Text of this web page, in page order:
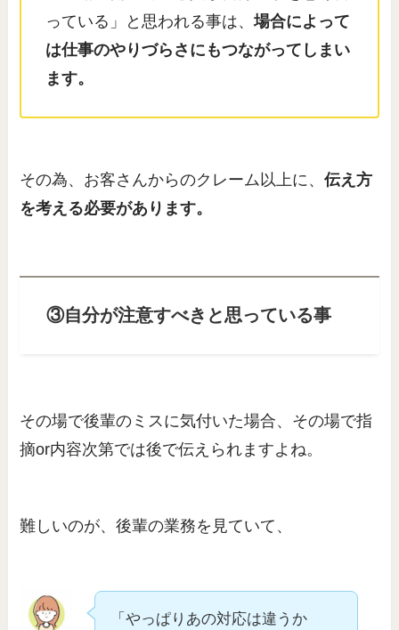
っている」と思われる事は、場合によって
は仕事のやりづらさにもつながってしまい
ます。
その為、お客さんからのクレーム以上に、伝え方
を考える必要があります。
③自分が注意すべきと思っている事
その場で後輩のミスに気付いた場合、その場で指
摘or内容次第では後で伝えられますよね。
難しいのが、後輩の業務を見ていて、
「やっぱりあの対応は違うか